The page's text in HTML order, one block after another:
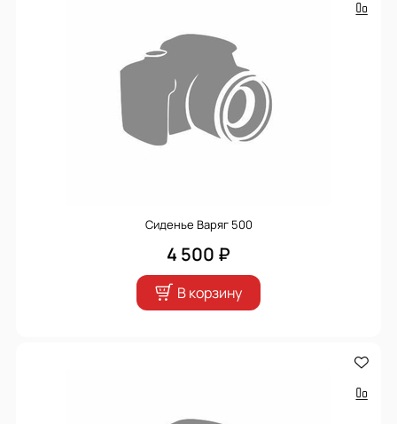
Сиденье Варяг 500
4 500 ₽
В корзину